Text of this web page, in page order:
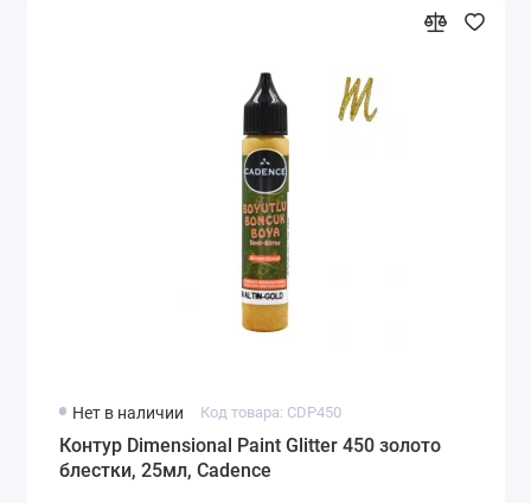
Нет в наличии Код товара: CDP450
Контур Dimensional Paint Glitter 450 золото
блестки, 25мл, Cadence